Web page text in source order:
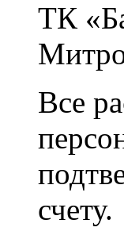
ТК
Все
счету.